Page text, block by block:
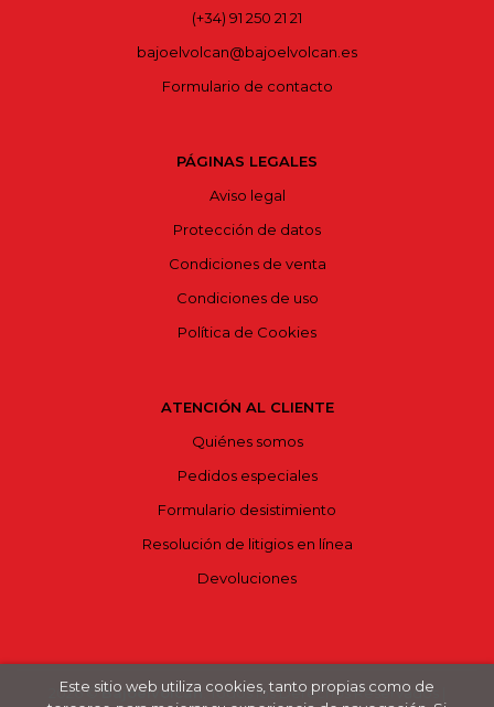
(+34) 91 250 21 21
bajoelvolcan@bajoelvolcan.es
Formulario de contacto
PÁGINAS LEGALES
Aviso legal
Protección de datos
Condiciones de venta
Condiciones de uso
Política de Cookies
ATENCIÓN AL CLIENTE
Quiénes somos
Pedidos especiales
Formulario desistimiento
Resolución de litigios en línea
Devoluciones
2026 ©Bajoelvolcán . Todos los Derechos Reservados |
Este sitio web utiliza cookies, tanto propias como de